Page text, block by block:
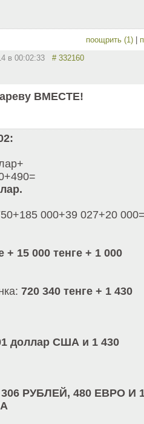
поощрить (1) |
в 00:02:33 # 332160
ВМЕСТЕ!
000+39 027+20
+ 15 000 тенге + 1 000
720 340 тенге + 1 430
доллар США и 1 430
306 РУБЛЕЙ, 480 ЕВРО И